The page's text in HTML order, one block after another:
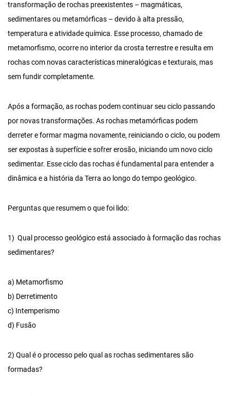
transformação de rochas preexistentes – magmáticas,
sedimentares ou metamórficas – devido à alta pressão,
temperatura e atividade química. Esse processo, chamado de
metamorfismo, ocorre no interior da crosta terrestre e resulta em
rochas com novas características mineralógicas e texturais, mas
sem fundir completamente.
Após a formação, as rochas podem continuar seu ciclo passando
por novas transformações. As rochas metamórficas podem
derreter e formar magma novamente, reiniciando o ciclo, ou podem
ser expostas à superfície e sofrer erosão, iniciando um novo ciclo
sedimentar. Esse ciclo das rochas é fundamental para entender a
dinâmica e a história da Terra ao longo do tempo geológico.
Perguntas que resumem o que foi lido:
1) Qual processo geológico está associado à formação das rochas
sedimentares?
a) Metamorfismo
b) Derretimento
c) Intemperismo
d) Fusão
2) Qual é o processo pelo qual as rochas sedimentares são
formadas?